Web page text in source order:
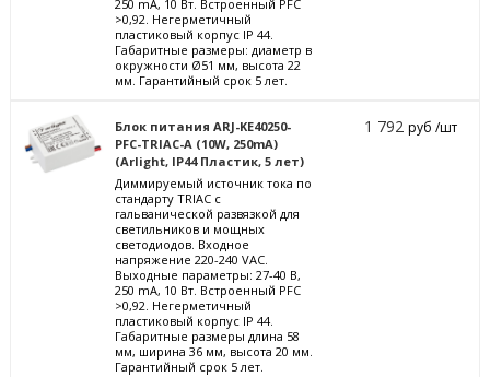
250 mА, 10 Вт. Встроенный PFC
>0,92. Негерметичный
пластиковый корпус IP 44.
Габаритные размеры: диаметр в
окружности Ø51 мм, высота 22
мм. Гарантийный срок 5 лет.
Блок питания ARJ-KE40250-
PFC-TRIAC-A (10W, 250mA)
(Arlight, IP44 Пластик, 5 лет)
Диммируемый источник тока по
стандарту TRIAC с
гальванической развязкой для
светильников и мощных
светодиодов. Входное
напряжение 220-240 VAC.
Выходные параметры: 27-40 В,
250 mА, 10 Вт. Встроенный PFC
>0,92. Негерметичный
пластиковый корпус IP 44.
Габаритные размеры длина 58
мм, ширина 36 мм, высота 20 мм.
Гарантийный срок 5 лет.
1 792руб /шт